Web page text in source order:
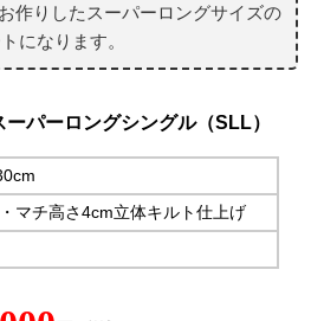
作りしたスーパーロングサイズの
になります。
パーロングシングル（SLL）
マチ高さ4cm立体キルト仕上げ